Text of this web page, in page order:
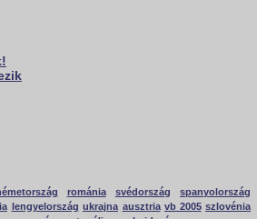
románia svédország
spanyolország
lengyelország ukrajna ausztria vb 2005 szlovénia